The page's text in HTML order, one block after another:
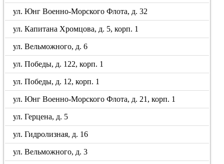
ул. Юнг Военно-Морского Флота, д. 32
ул. Капитана Хромцова, д. 5, корп. 1
ул. Вельможного, д. 6
ул. Победы, д. 122, корп. 1
ул. Победы, д. 12, корп. 1
ул. Юнг Военно-Морского Флота, д. 21, корп. 1
ул. Герцена, д. 5
ул. Гидролизная, д. 16
ул. Вельможного, д. 3